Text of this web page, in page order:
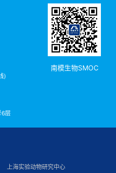
)
6层
南模生物SMOC
上海实验动物研究中心